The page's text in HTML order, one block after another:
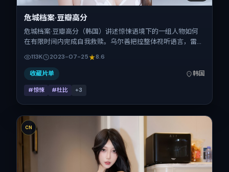
危城档案·豆瓣高分
危城档案·豆瓣高分（韩国）讲述惊悚语境下的一组人物如何
在有限时间内完成自我救赎。乌尔善把控整体视听语言，雷佳
2023-07-25 起陆续登陆院线与网络平台，暑期档公映，片
长112分钟。
113K 2023-07-25 8.6
收藏片单 韩国
#惊悚 #杜比 +3
CN